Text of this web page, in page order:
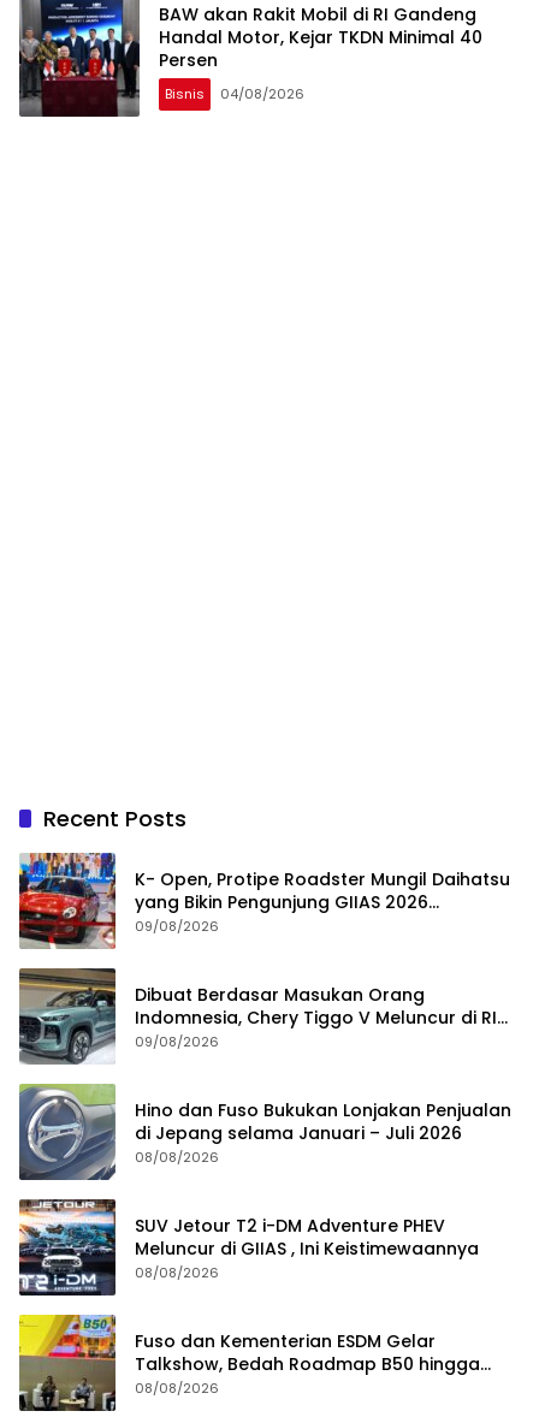
BAW akan Rakit Mobil di RI Gandeng
Handal Motor, Kejar TKDN Minimal 40
Persen
Bisnis 04/08/2026
Recent Posts
K- Open, Protipe Roadster Mungil Daihatsu
yang Bikin Pengunjung GIIAS 2026
Penasaran
09/08/2026
Dibuat Berdasar Masukan Orang
Indomnesia, Chery Tiggo V Meluncur di RI
Kuartal IV Tahun Ini
09/08/2026
Hino dan Fuso Bukukan Lonjakan Penjualan
di Jepang selama Januari – Juli 2026
08/08/2026
SUV Jetour T2 i-DM Adventure PHEV
Meluncur di GIIAS , Ini Keistimewaannya
08/08/2026
Fuso dan Kementerian ESDM Gelar
Talkshow, Bedah Roadmap B50 hingga
Dampaknya
08/08/2026